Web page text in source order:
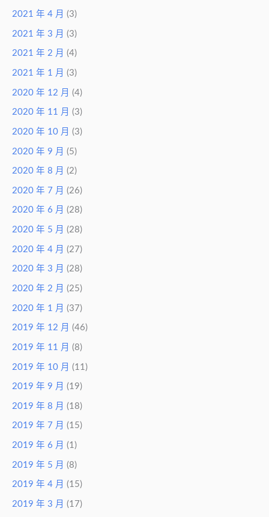
2021 年 4 月 (3)
2021 年 3 月 (3)
2021 年 2 月 (4)
2021 年 1 月 (3)
2020 年 12 月 (4)
2020 年 11 月 (3)
2020 年 10 月 (3)
2020 年 9 月 (5)
2020 年 8 月 (2)
2020 年 7 月 (26)
2020 年 6 月 (28)
2020 年 5 月 (28)
2020 年 4 月 (27)
2020 年 3 月 (28)
2020 年 2 月 (25)
2020 年 1 月 (37)
2019 年 12 月 (46)
2019 年 11 月 (8)
2019 年 10 月 (11)
2019 年 9 月 (19)
2019 年 8 月 (18)
2019 年 7 月 (15)
2019 年 6 月 (1)
2019 年 5 月 (8)
2019 年 4 月 (15)
2019 年 3 月 (17)